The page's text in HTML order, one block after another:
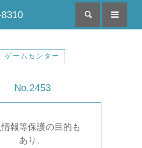
検索
ゲームセンター
No.2453
報等保護の目的も
あり、